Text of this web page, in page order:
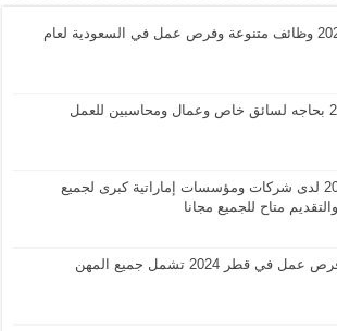
وظائف في السعودية 2024 وظائف متنوعة وفرص عمل في السعودية لعام
وظائف في الكويت 2024 بحاجه لسائق خاص وعمال ومحاسبين للعمل
وظائف في الامارات 2024 لدى شركات ومؤسسات إماراتية كبرى لجميع
متاح للجميع مجانا
وظائف في قطر 2024 فرص عمل في قطر 2024 تشمل جميع المهن